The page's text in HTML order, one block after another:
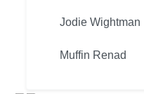
Jodie Wightman
Muffin Renad